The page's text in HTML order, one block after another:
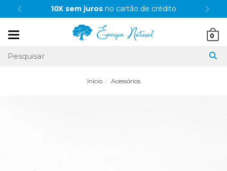
10X sem juros no cartão de crédito
0
Início Acessórios